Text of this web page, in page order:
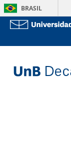
BRASIL